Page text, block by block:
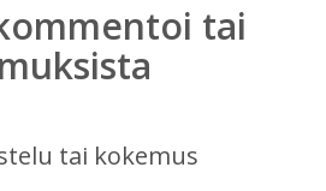
tai
tai kokemus